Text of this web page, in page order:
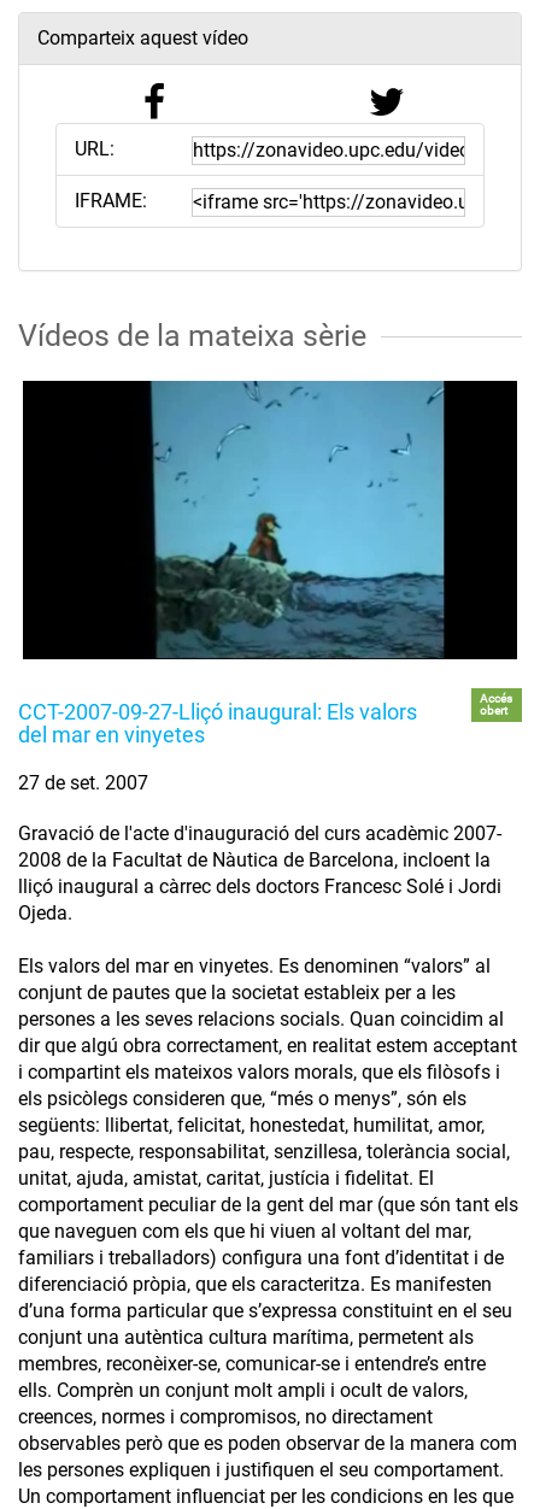
Comparteix aquest vídeo
URL:
IFRAME:
Vídeos de la mateixa sèrie
CCT-2007-09-27-Lliçó inaugural: Els valors
del mar en vinyetes
Accés
obert
27 de set. 2007
Gravació de l'acte d'inauguració del curs acadèmic 2007-
2008 de la Facultat de Nàutica de Barcelona, incloent la
lliçó inaugural a càrrec dels doctors Francesc Solé i Jordi
Ojeda.
Els valors del mar en vinyetes. Es denominen “valors” al
conjunt de pautes que la societat estableix per a les
persones a les seves relacions socials. Quan coincidim al
dir que algú obra correctament, en realitat estem acceptant
i compartint els mateixos valors morals, que els filòsofs i
els psicòlegs consideren que, “més o menys”, són els
següents: llibertat, felicitat, honestedat, humilitat, amor,
pau, respecte, responsabilitat, senzillesa, tolerància social,
unitat, ajuda, amistat, caritat, justícia i fidelitat. El
comportament peculiar de la gent del mar (que són tant els
que naveguen com els que hi viuen al voltant del mar,
familiars i treballadors) configura una font d’identitat i de
diferenciació pròpia, que els caracteritza. Es manifesten
d’una forma particular que s’expressa constituint en el seu
conjunt una autèntica cultura marítima, permetent als
membres, reconèixer-se, comunicar-se i entendre’s entre
ells. Comprèn un conjunt molt ampli i ocult de valors,
creences, normes i compromisos, no directament
observables però que es poden observar de la manera com
les persones expliquen i justifiquen el seu comportament.
Un comportament influenciat per les condicions en les que